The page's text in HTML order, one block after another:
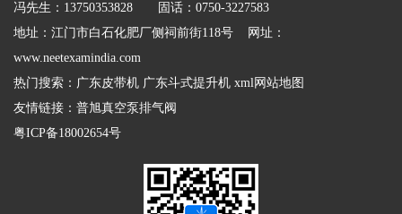
冯先生：13750353828 固话：0750-3227583
地址：江门市白石化肥厂侧祠前街118号 网址：
www.neetexamindia.com
热门搜索： 广东皮带机 广东斗式提升机 xml网站地图
友情链接： 普旭真空泵排气阀
粤ICP备18002654号